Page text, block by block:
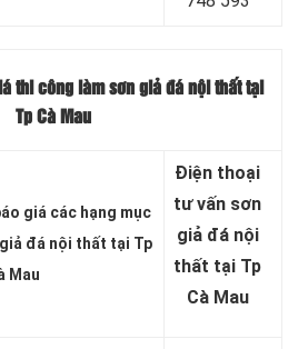
thi công làm sơn giả đá nội thất tại
Tp Cà Mau
giá các hạng mục
đá nội thất tại Tp
Mau
Điện thoại
tư vấn sơn
giả đá nội
thất tại Tp
Cà Mau